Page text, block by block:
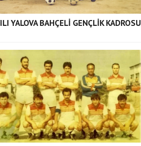
YALOVA BAHÇELİ GENÇLİK KADROSU